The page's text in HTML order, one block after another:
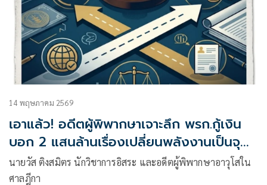
14 พฤษภาคม 2569
เอาแล้ว! อดีตผู้พิพากษาเจาะลึก พรก.กู้เงิน
บอก 2 แสนล้านเรื่องเปลี่ยนพลังงานเป็นจุด
ตาย
นายวัส ติงสมิตร นักวิชาการอิสระ และอดีตผู้พิพากษาอาวุโสใน
ศาลฎีกา